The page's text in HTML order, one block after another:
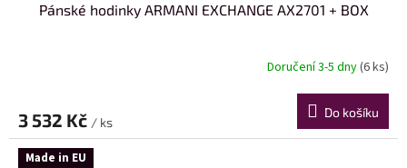
Pánské hodinky ARMANI EXCHANGE AX2701 + BOX
Doručení 3-5 dny(6 ks)
3 532 Kč / ks
Do košíku
Made in EU